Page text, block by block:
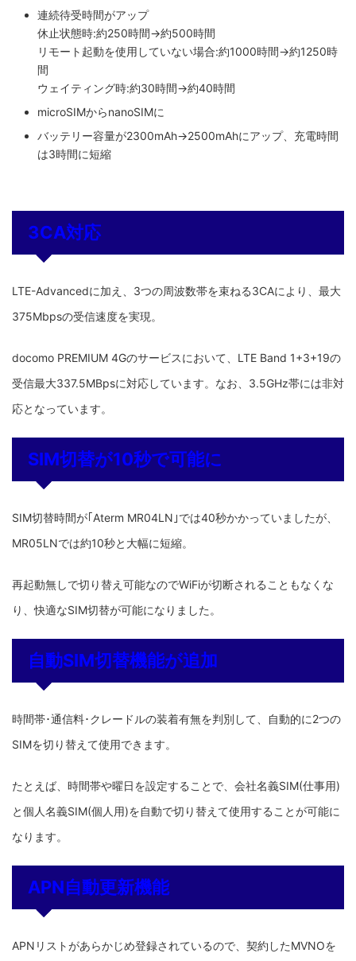
連続待受時間がアップ
休止状態時:約250時間→約500時間
リモート起動を使用していない場合:約1000時間→約1250時
間
ウェイティング時:約30時間→約40時間
microSIMからnanoSIMに
バッテリー容量が2300mAh→2500mAhにアップ、充電時間
は3時間に短縮
3CA対応
LTE-Advancedに加え、3つの周波数帯を束ねる3CAにより、最大
375Mbpsの受信速度を実現。
docomo PREMIUM 4Gのサービスにおいて、LTE Band 1+3+19の
受信最大337.5MBpsに対応しています。なお、3.5GHz帯には非対
応となっています。
SIM切替が10秒で可能に
SIM切替時間が｢Aterm MR04LN｣では40秒かかっていましたが、
MR05LNでは約10秒と大幅に短縮。
再起動無しで切り替え可能なのでWiFiが切断されることもなくな
り、快適なSIM切替が可能になりました。
自動SIM切替機能が追加
時間帯･通信料･クレードルの装着有無を判別して、自動的に2つの
SIMを切り替えて使用できます。
たとえば、時間帯や曜日を設定することで、会社名義SIM(仕事用)
と個人名義SIM(個人用)を自動で切り替えて使用することが可能に
なります。
APN自動更新機能
APNリストがあらかじめ登録されているので、契約したMVNOを